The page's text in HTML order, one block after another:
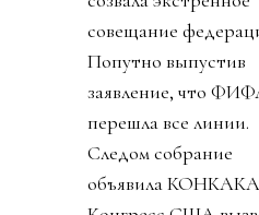
Именно ей, на мой
взгляд, и стала
предложенная
инициатива FFE.
День 2. Ничего не
подозревавший обо